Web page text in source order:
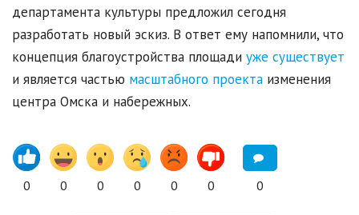
департамента культуры предложил сегодня
разработать новый эскиз. В ответ ему напомнили, что
концепция благоустройства площади уже существует
и является частью масштабного проекта изменения
центра Омска и набережных.
0 0 0 0 0 0 0